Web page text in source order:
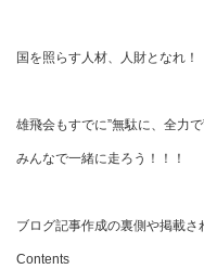
国を照らす人材、人財となれ！
雄飛会もすでに”無駄に、全力
みんなで一緒に走ろう！！！
ブログ記事作成の裏側や掲載
Contents